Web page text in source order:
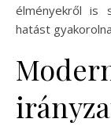
élményekről is
hatást